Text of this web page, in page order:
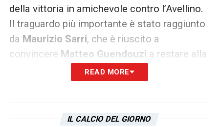
della vittoria in amichevole contro l’Avellino.
Il traguardo più importante è stato raggiunto
da Maurizio Sarri, che è riuscito a
convincere Matteo Guendouzi a restare alla
Lazio. Come riportato dall’edizione romana
Corriere della Sera, il feeling tra i due si è
stato uno dei pochi a giocare da subito,
READ MORE
IL CALCIO DEL GIORNO